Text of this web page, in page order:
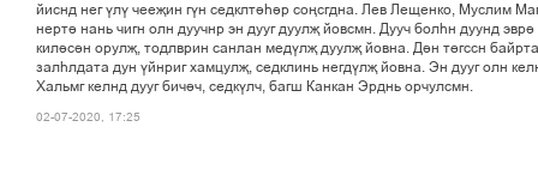
йиснд нег ўлў чеељин гўн седклтієір соњсгдна. Лев Лещенко, Муслим
нерті нань чигн олн дуучнр эн дууг дуулљ йовсмн. Дууч болєн дуунд
килісін орулљ, тодлврин санлан медўлљ дуулљ йовна. Дін тґгссн
залєлдата дун ўйнриг хамцулљ, седклинь негдўлљ йовна. Эн дууг олн
Хальмг келнд дууг бичіч, седкўлч, багш Канкан Эрднь орчулсмн.
02-07-2020, 17:25